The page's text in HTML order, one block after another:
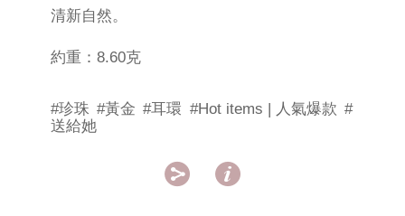
清新自然。
約重：8.60克
#珍珠 #黃金 #耳環 #Hot items | 人氣爆款 #
送給她
 